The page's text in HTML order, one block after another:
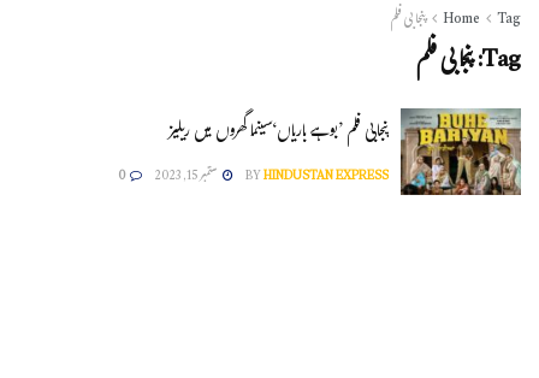
Home Tag پنجابی فلم
Tag:پنجابی فلم
پنجابی فلم ’بوہے باریاں‘سینما گھروں میں ریلیز
BYHINDUSTAN EXPRESS ستمبر 15, 2023 0